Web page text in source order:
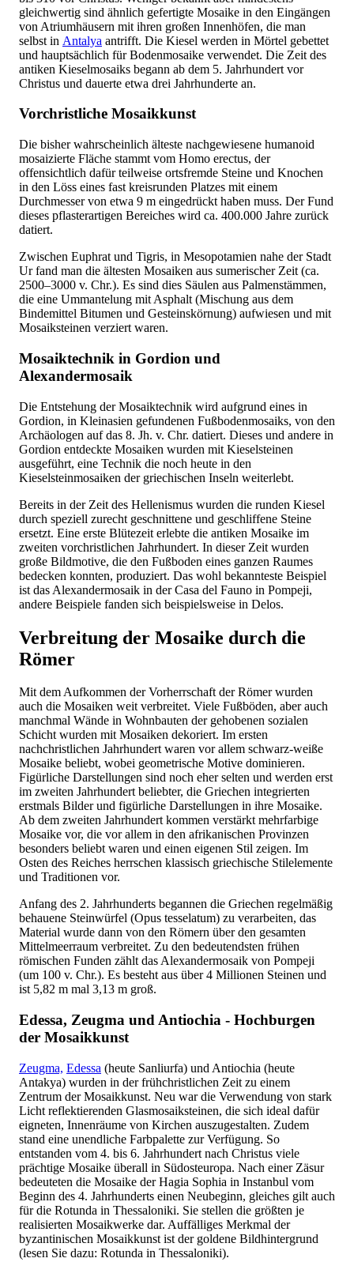
gleichwertig sind ähnlich gefertigte Mosaike in den Eingängen
von Atriumhäusern mit ihren großen Innenhöfen, die man
selbst in Antalya antrifft. Die Kiesel werden in Mörtel gebettet
und hauptsächlich für Bodenmosaike verwendet. Die Zeit des
antiken Kieselmosaiks begann ab dem 5. Jahrhundert vor
Christus und dauerte etwa drei Jahrhunderte an.
Vorchristliche Mosaikkunst
Die bisher wahrscheinlich älteste nachgewiesene humanoid
mosaizierte Fläche stammt vom Homo erectus, der
offensichtlich dafür teilweise ortsfremde Steine und Knochen
in den Löss eines fast kreisrunden Platzes mit einem
Durchmesser von etwa 9 m eingedrückt haben muss. Der Fund
dieses pflasterartigen Bereiches wird ca. 400.000 Jahre zurück
datiert.
Zwischen Euphrat und Tigris, in Mesopotamien nahe der Stadt
Ur fand man die ältesten Mosaiken aus sumerischer Zeit (ca.
2500–3000 v. Chr.). Es sind dies Säulen aus Palmenstämmen,
die eine Ummantelung mit Asphalt (Mischung aus dem
Bindemittel Bitumen und Gesteinskörnung) aufwiesen und mit
Mosaiksteinen verziert waren.
Mosaiktechnik in Gordion und
Alexandermosaik
Die Entstehung der Mosaiktechnik wird aufgrund eines in
Gordion, in Kleinasien gefundenen Fußbodenmosaiks, von den
Archäologen auf das 8. Jh. v. Chr. datiert. Dieses und andere in
Gordion entdeckte Mosaiken wurden mit Kieselsteinen
ausgeführt, eine Technik die noch heute in den
Kieselsteinmosaiken der griechischen Inseln weiterlebt.
Bereits in der Zeit des Hellenismus wurden die runden Kiesel
durch speziell zurecht geschnittene und geschliffene Steine
ersetzt. Eine erste Blütezeit erlebte die antiken Mosaike im
zweiten vorchristlichen Jahrhundert. In dieser Zeit wurden
große Bildmotive, die den Fußboden eines ganzen Raumes
bedecken konnten, produziert. Das wohl bekannteste Beispiel
ist das Alexandermosaik in der Casa del Fauno in Pompeji,
andere Beispiele fanden sich beispielsweise in Delos.
Verbreitung der Mosaike durch die
Römer
Mit dem Aufkommen der Vorherrschaft der Römer wurden
auch die Mosaiken weit verbreitet. Viele Fußböden, aber auch
manchmal Wände in Wohnbauten der gehobenen sozialen
Schicht wurden mit Mosaiken dekoriert. Im ersten
nachchristlichen Jahrhundert waren vor allem schwarz-weiße
Mosaike beliebt, wobei geometrische Motive dominieren.
Figürliche Darstellungen sind noch eher selten und werden erst
im zweiten Jahrhundert beliebter, die Griechen integrierten
erstmals Bilder und figürliche Darstellungen in ihre Mosaike.
Ab dem zweiten Jahrhundert kommen verstärkt mehrfarbige
Mosaike vor, die vor allem in den afrikanischen Provinzen
besonders beliebt waren und einen eigenen Stil zeigen. Im
Osten des Reiches herrschen klassisch griechische Stilelemente
und Traditionen vor.
Anfang des 2. Jahrhunderts begannen die Griechen regelmäßig
behauene Steinwürfel (Opus tesselatum) zu verarbeiten, das
Material wurde dann von den Römern über den gesamten
Mittelmeerraum verbreitet. Zu den bedeutendsten frühen
römischen Funden zählt das Alexandermosaik von Pompeji
(um 100 v. Chr.). Es besteht aus über 4 Millionen Steinen und
ist 5,82 m mal 3,13 m groß.
Edessa, Zeugma und Antiochia - Hochburgen
der Mosaikkunst
Zeugma, Edessa (heute Sanliurfa) und Antiochia (heute
Antakya) wurden in der frühchristlichen Zeit zu einem
Zentrum der Mosaikkunst. Neu war die Verwendung von stark
Licht reflektierenden Glasmosaiksteinen, die sich ideal dafür
eigneten, Innenräume von Kirchen auszugestalten. Zudem
stand eine unendliche Farbpalette zur Verfügung. So
entstanden vom 4. bis 6. Jahrhundert nach Christus viele
prächtige Mosaike überall in Südosteuropa. Nach einer Zäsur
bedeuteten die Mosaike der Hagia Sophia in Instanbul vom
Beginn des 4. Jahrhunderts einen Neubeginn, gleiches gilt auch
für die Rotunda in Thessaloniki. Sie stellen die größten je
realisierten Mosaikwerke dar. Auffälliges Merkmal der
byzantinischen Mosaikkunst ist der goldene Bildhintergrund
(lesen Sie dazu: Rotunda in Thessaloniki).